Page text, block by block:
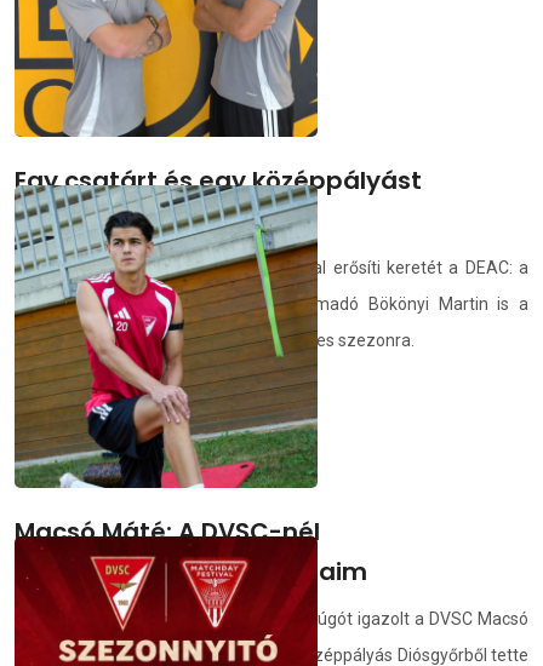
deac.hu 2026.07.02.
Egy csatárt és egy középpályást
igazoltunk
Két, a DVSC-ben nevelkedett játékossal erősíti keretét a DEAC: a
középpályás Maruscsák Jan és a támadó Bökönyi Martin is a
fekete-fehéreknél készül a 2026/2027-es szezonra.
deac.hu 2026.07.02.
Macsó Máté: A DVSC-nél
megvalósíthatóak a céljaim
Június elején egy ígéretes, fiatal labdarúgót igazolt a DVSC Macsó
Máté személyében. A 20 esztendős középpályás Diósgyőrből tette